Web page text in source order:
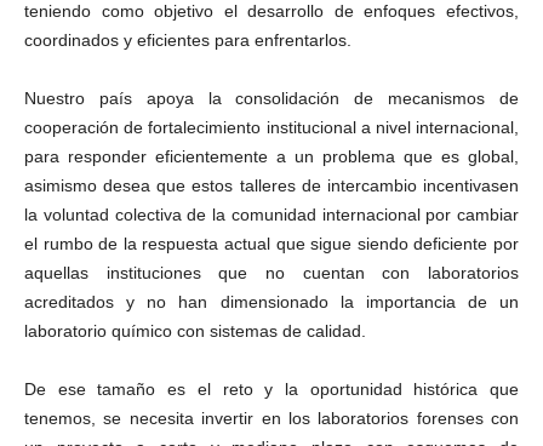
teniendo como objetivo el desarrollo de enfoques efectivos,
coordinados y eficientes para enfrentarlos.
Nuestro país apoya la consolidación de mecanismos de
cooperación de fortalecimiento institucional a nivel internacional,
para responder eficientemente a un problema que es global,
asimismo desea que estos talleres de intercambio incentivasen
la voluntad colectiva de la comunidad internacional por cambiar
el rumbo de la respuesta actual que sigue siendo deficiente por
aquellas instituciones que no cuentan con laboratorios
acreditados y no han dimensionado la importancia de un
laboratorio químico con sistemas de calidad.
De ese tamaño es el reto y la oportunidad histórica que
tenemos, se necesita invertir en los laboratorios forenses con